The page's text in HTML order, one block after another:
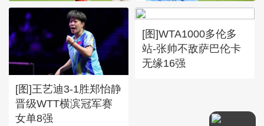
[图]王艺迪3-1胜郑怡静
晋级WTT横滨冠军赛
女单8强
[图]WTA1000多伦多
站-张帅不敌萨巴伦卡
无缘16强